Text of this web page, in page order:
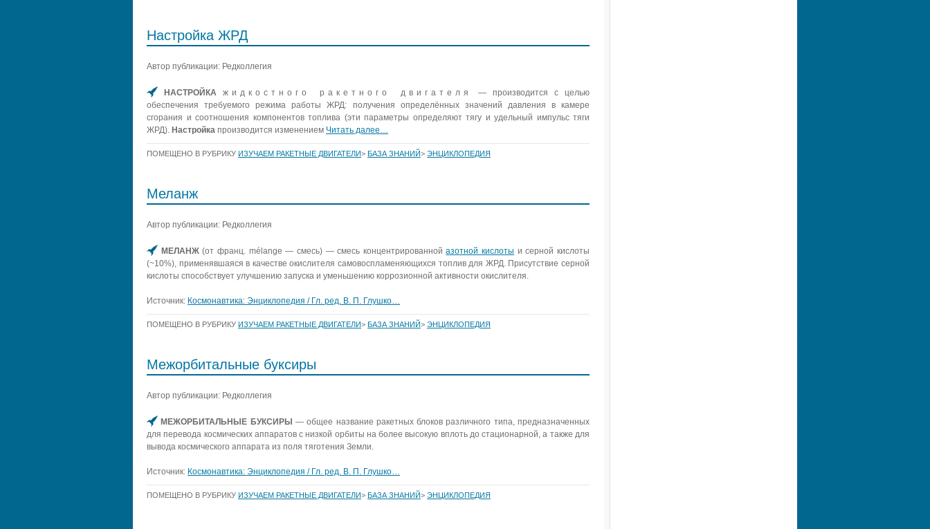
Настройка ЖРД
Автор публикации: Редколлегия
НАСТРОЙКА жидкостного ракетного двигателя
— производится с целью
обеспечения требуемого режима работы ЖРД: получения определённых значений давления в камере
сгорания и соотношения компонентов топлива (эти параметры определяют тягу и удельный импульс тяги
ЖРД). Настройка производится изменением Читать далее…
ПОМЕЩЕНО В РУБРИКУ ИЗУЧАЕМ РАКЕТНЫЕ ДВИГАТЕЛИ> БАЗА ЗНАНИЙ> ЭНЦИКЛОПЕДИЯ
Меланж
Автор публикации: Редколлегия
МЕЛАНЖ(от франц. mélange — смесь) — смесь концентрированнойазотной кислоты и серной кислоты
(~10%), применявшаяся в качестве окислителя самовоспламеняющихся топлив для ЖРД. Присутствие серной
кислоты способствует улучшению запуска и уменьшению коррозионной активности окислителя.
Источник: Космонавтика: Энциклопедия / Гл. ред. В. П. Глушко…
ПОМЕЩЕНО В РУБРИКУ ИЗУЧАЕМ РАКЕТНЫЕ ДВИГАТЕЛИ> БАЗА ЗНАНИЙ> ЭНЦИКЛОПЕДИЯ
Межорбитальные буксиры
Автор публикации: Редколлегия
МЕЖОРБИТАЛЬНЫЕ БУКСИРЫ — общее название ракетных блоков различного типа, предназначенных
для перевода космических аппаратов с низкой орбиты на более высокую вплоть до стационарной, а также для
вывода космического аппарата из поля тяготения Земли.
Источник: Космонавтика: Энциклопедия / Гл. ред. В. П. Глушко…
ПОМЕЩЕНО В РУБРИКУ ИЗУЧАЕМ РАКЕТНЫЕ ДВИГАТЕЛИ> БАЗА ЗНАНИЙ> ЭНЦИКЛОПЕДИЯ